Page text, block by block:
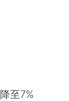
至7%